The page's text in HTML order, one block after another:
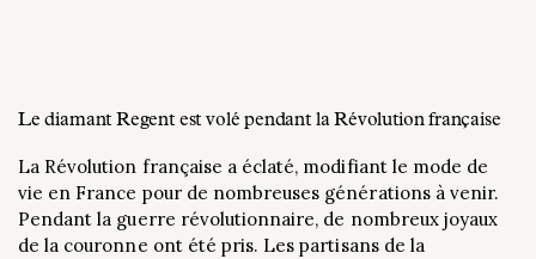
Le diamant Regent est volé pendant la Révolution française
La Révolution française a éclaté, modifiant le mode de
vie en France pour de nombreuses générations à venir.
Pendant la guerre révolutionnaire, de nombreux joyaux
de la couronne ont été pris. Les partisans de la